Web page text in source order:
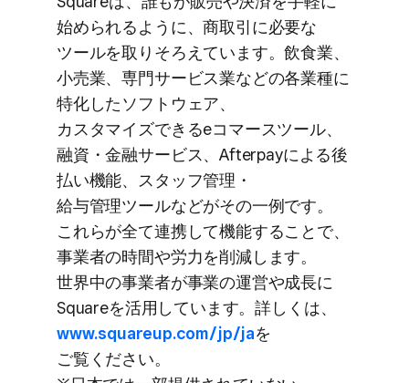
始められるように、​商取引に​必要な​
ツールを​取りそろえています。​飲食業、​
小売業、​専門サービス業などの​各業種に​
特化した​ソフトウェア、​
カスタマイズできる​eコマースツール、​
融資・金融サービス、​Afterpayに​よる​後​
払い​機能、​スタッフ管理・
給与管理ツールなどが​その​一例です。​
これらが​全て​連携して​機能する​ことで、​
事業者の​時間や​労力を​削減します。​
世界中の​事業者が​事業の​運営や​成長に​
Squareを​活用しています。​詳しくは、
www.squareup.com/jp/jaを​
ご覧ください。